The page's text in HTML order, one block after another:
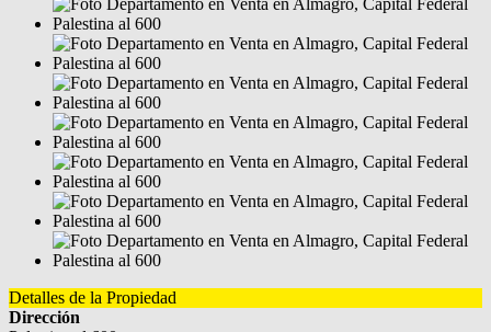
Detalles de la Propiedad
Dirección